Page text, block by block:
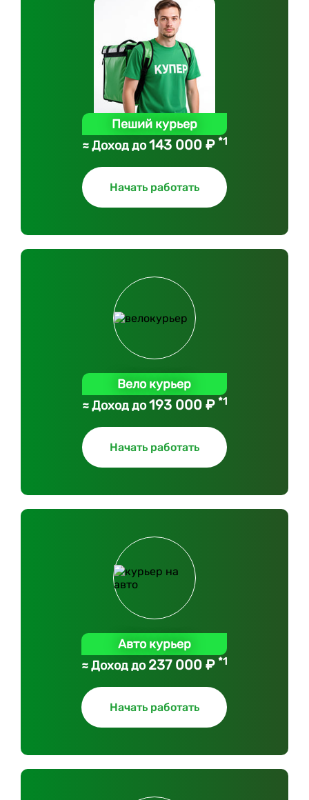
Пеший курьер
≈ Доход до143 000 ₽ *1
Начать работать
Вело курьер
≈ Доход до193 000 ₽ *1
Начать работать
Авто курьер
≈ Доход до237 000 ₽ *1
Начать работать